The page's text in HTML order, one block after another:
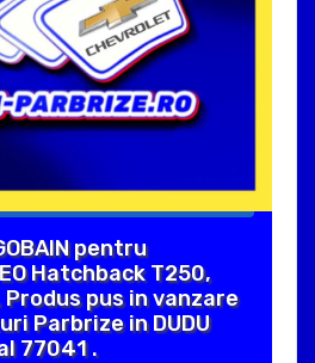
pentru
Hatchback T250,
Produs pus in vanzare
Parbrize in DUDU
77041 .